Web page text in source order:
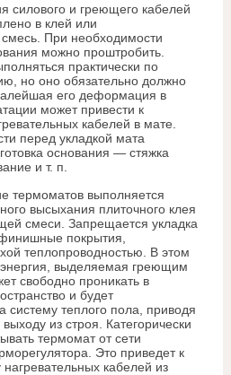
силового и греющего кабелей
в клей или
При необходимости
можно проштробить.
практически по
но оно обязательно должно
его деформация в
может привести к
кабелей в мате.
перед укладкой мата
основания — стяжка
и т. п.
термоматов выполняется
высыхания плиточного клея
смеси. Запрещается укладка
покрытия,
теплопроводностью. В этом
энергия, выделяемая греющим
свободно проникать в
и будет
систему теплого пола, приводя
выходу из строя. Категорически
термомат от сети
Это приведет к
кабелей из